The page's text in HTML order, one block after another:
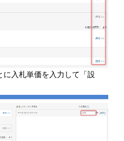
入札単価を入力して「設